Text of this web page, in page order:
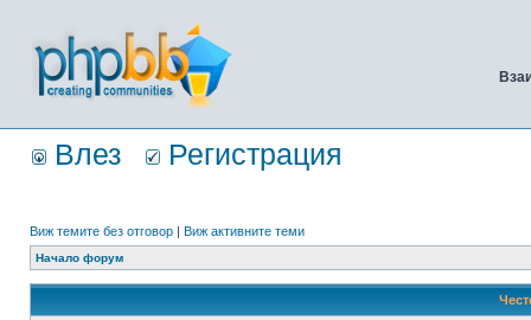
Влез Регистрация
Виж темите без отговор | Виж активните теми
Начало форум